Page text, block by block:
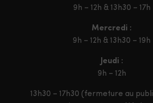
9h – 12h & 13h30 – 17h
Mercredi :
9h – 12h & 13h30 – 19h
Jeudi :
9h – 12h
13h30 – 17h30 (fermeture au